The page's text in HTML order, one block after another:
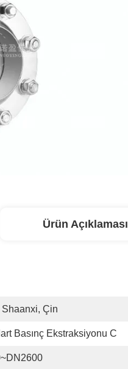
Ürün Açıklaması
Shaanxi, Çin
Basınç Ekstraksiyonu C